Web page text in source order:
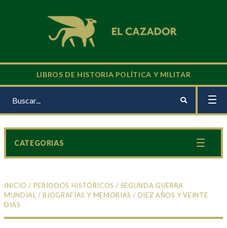
LIBROS DE HISTORIA POLÍTICA Y MILITAR
INICIO / PERÍODOS HISTÓRICOS / SEGUNDA GUERRA
MUNDIAL /BIOGRAFÍAS Y MEMORIAS / DIEZ AÑOS Y VEINTE
DIAS
CATEGORIAS